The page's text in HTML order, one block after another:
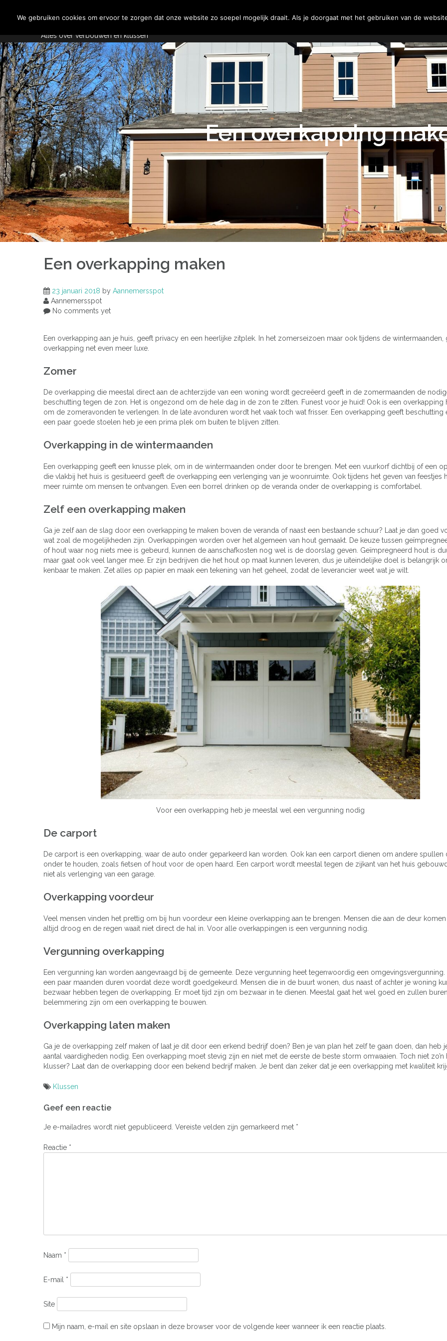
Aannemersspot
Alles over verbouwen en klussen
Tuin Woning Klussen
Een overkapping
Een overkapping maken
23 januari 2018 by Aannemersspot
Aannemersspot
No comments yet
Een overkapping aan je huis, geeft privacy en een heerlijke zitplek. In het zomerseizoen maar ook tijdens de wintermaanden,
overkapping net even meer luxe.
Zomer
De overkapping die meestal direct aan de achterzijde van een woning wordt gecreëerd geeft in de zomermaanden de
beschutting tegen de zon. Het is ongezond om de hele dag in de zon te zitten. Funest voor je huid! Ook is een overkapping
om de zomeravonden te verlengen. In de late avonduren wordt het vaak toch wat frisser. Een overkapping geeft beschutting
een paar goede stoelen heb je een prima plek om buiten te blijven zitten.
Overkapping in de wintermaanden
Een overkapping geeft een knusse plek, om in de wintermaanden onder door te brengen. Met een vuurkorf dichtbij of een
die vlakbij het huis is gesitueerd geeft de overkapping een verlenging van je woonruimte. Ook tijdens het geven van feestjes
meer ruimte om mensen te ontvangen. Even een borrel drinken op de veranda onder de overkapping is comfortabel.
Zelf een overkapping maken
Ga je zelf aan de slag door een overkapping te maken boven de veranda of naast een bestaande schuur? Laat je dan goed
wat zoal de mogelijkheden zijn. Overkappingen worden over het algemeen van hout gemaakt. De keuze tussen
of hout waar nog niets mee is gebeurd, kunnen de aanschafkosten nog wel is de doorslag geven. Geïmpregneerd hout is
maar gaat ook veel langer mee. Er zijn bedrijven die het hout op maat kunnen leveren, dus je uiteindelijke doel is belangrijk
kenbaar te maken. Zet alles op papier en maak een tekening van het geheel, zodat de leverancier weet wat je wilt.
Voor een overkapping heb je meestal wel een vergunning nodig
De carport
De carport is een overkapping, waar de auto onder geparkeerd kan worden. Ook kan een carport dienen om andere spullen
onder te houden, zoals fietsen of hout voor de open haard. Een carport wordt meestal tegen de zijkant van het huis
niet als verlenging van een garage.
Overkapping voordeur
Veel mensen vinden het prettig om bij hun voordeur een kleine overkapping aan te brengen. Mensen die aan de deur komen
altijd droog en de regen waait niet direct de hal in. Voor alle overkappingen is een vergunning nodig.
Vergunning overkapping
Een vergunning kan worden aangevraagd bij de gemeente. Deze vergunning heet tegenwoordig een omgevingsvergunning.
een paar maanden duren voordat deze wordt goedgekeurd. Mensen die in de buurt wonen, dus naast of achter je woning
bezwaar hebben tegen de overkapping. Er moet tijd zijn om bezwaar in te dienen. Meestal gaat het wel goed en zullen
belemmering zijn om een overkapping te bouwen.
Overkapping laten maken
Ga je de overkapping zelf maken of laat je dit door een erkend bedrijf doen? Ben je van plan het zelf te gaan doen, dan heb
aantal vaardigheden nodig. Een overkapping moet stevig zijn en niet met de eerste de beste storm omwaaien. Toch niet zo’n
klusser? Laat dan de overkapping door een bekend bedrijf maken. Je bent dan zeker dat je een overkapping met kwaliteit
Klussen
navigatie
Geef een reactie
Je e-mailadres wordt niet gepubliceerd. Vereiste velden zijn gemarkeerd met *
Reactie *
Naam *
E-mail *
Site
Mijn naam, e-mail en site opslaan in deze browser voor de volgende keer wanneer ik een reactie plaats.
We gebruiken cookies om ervoor te zorgen dat onze website zo soepel mogelijk draait. Als je doorgaat met het gebruiken van de